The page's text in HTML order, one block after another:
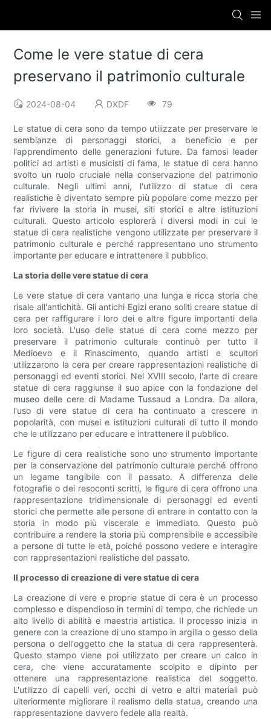
Come le vere statue di cera
preservano il patrimonio culturale
2024-08-04 DXDF 79
Le statue di cera sono da tempo utilizzate per preservare le
sembianze di personaggi storici, a beneficio e per
l'apprendimento delle generazioni future. Da famosi leader
politici ad artisti e musicisti di fama, le statue di cera hanno
svolto un ruolo cruciale nella conservazione del patrimonio
culturale. Negli ultimi anni, l'utilizzo di statue di cera
realistiche è diventato sempre più popolare come mezzo per
far rivivere la storia in musei, siti storici e altre istituzioni
culturali. Questo articolo esplorerà i diversi modi in cui le
statue di cera realistiche vengono utilizzate per preservare il
patrimonio culturale e perché rappresentano uno strumento
importante per educare e intrattenere il pubblico.
La storia delle vere statue di cera
Le vere statue di cera vantano una lunga e ricca storia che
risale all'antichità. Gli antichi Egizi erano soliti creare statue di
cera per raffigurare i loro dei e altre figure importanti della
loro società. L'uso delle statue di cera come mezzo per
preservare il patrimonio culturale continuò per tutto il
Medioevo e il Rinascimento, quando artisti e scultori
utilizzarono la cera per creare rappresentazioni realistiche di
personaggi ed eventi storici. Nel XVIII secolo, l'arte di creare
statue di cera raggiunse il suo apice con la fondazione del
museo delle cere di Madame Tussaud a Londra. Da allora,
l'uso di vere statue di cera ha continuato a crescere in
popolarità, con musei e istituzioni culturali di tutto il mondo
che le utilizzano per educare e intrattenere il pubblico.
Le figure di cera realistiche sono uno strumento importante
per la conservazione del patrimonio culturale perché offrono
un legame tangibile con il passato. A differenza delle
fotografie o dei resoconti scritti, le figure di cera offrono una
rappresentazione tridimensionale di personaggi ed eventi
storici che permette alle persone di entrare in contatto con la
storia in modo più viscerale e immediato. Questo può
contribuire a rendere la storia più comprensibile e accessibile
a persone di tutte le età, poiché possono vedere e interagire
con rappresentazioni realistiche del passato.
Il processo di creazione di vere statue di cera
La creazione di vere e proprie statue di cera è un processo
complesso e dispendioso in termini di tempo, che richiede un
alto livello di abilità e maestria artistica. Il processo inizia in
genere con la creazione di uno stampo in argilla o gesso della
persona o dell'oggetto che la statua di cera rappresenterà.
Questo stampo viene poi utilizzato per creare un calco in
cera, che viene accuratamente scolpito e dipinto per
ottenere una rappresentazione realistica del soggetto.
L'utilizzo di capelli veri, occhi di vetro e altri materiali può
ulteriormente migliorare il realismo della statua, creando una
rappresentazione davvero fedele alla realtà.